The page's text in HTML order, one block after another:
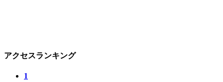
アクセスランキング
1